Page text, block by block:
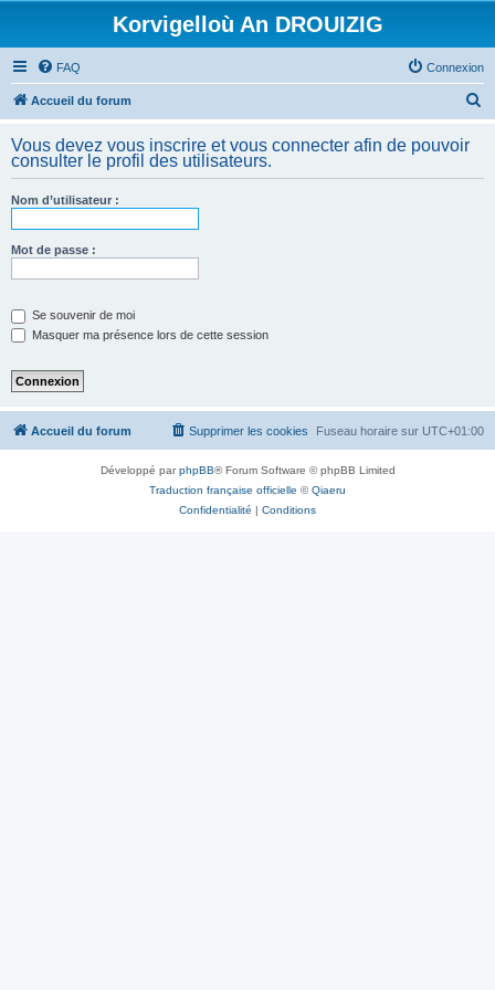
Korvigelloù An DROUIZIG
FAQ Connexion
Accueil du forum
h
Vous devez vous inscrire et vous connecter afin de pouvoir
consulter le profil des utilisateurs.
Nom d’utilisateur :
Mot de passe :
Se souvenir de moi
Masquer ma présence lors de cette session
Accueil du forum Fuseau horaire sur UTC+01:00
Supprimer les cookies
Développé parphpBB® Forum Software © phpBB Limited
Traduction française officielle ©Qiaeru
Confidentialité | Conditions